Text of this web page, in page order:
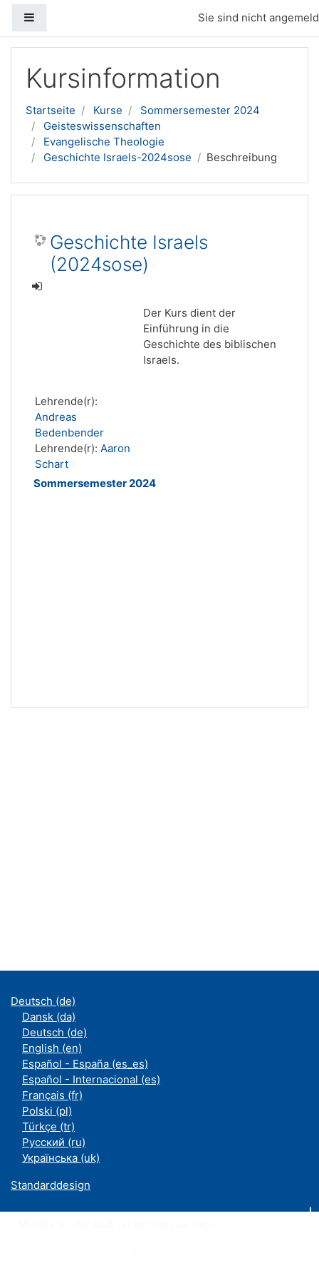
Sie sind nicht
Kursinformation
Startseite Kurse
Sommersemester 2024
Geisteswissenschaften
Evangelische Theologie
Geschichte Israels-2024sose
Beschreibung
Geschichte Israels
(2024sose)
Der Kurs dient der
Einführung in die
Geschichte des biblischen
Israels.
Lehrende(r):
Andreas
Bedenbender
Lehrende(r): Aaron
Schart
Sommersemester 2024
Deutsch ‎(de)‎
Dansk ‎(da)‎
Deutsch ‎(de)‎
English ‎(en)‎
Español - España ‎(es_es)‎
Español - Internacional ‎(es)‎
Français ‎(fr)‎
Polski ‎(pl)‎
Türkçe ‎(tr)‎
Русский ‎(ru)‎
Українська ‎(uk)‎
Standarddesign